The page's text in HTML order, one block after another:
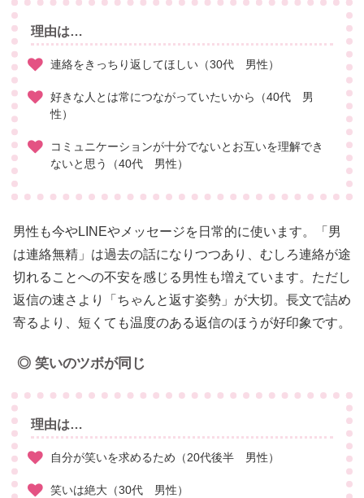
理由は…
連絡をきっちり返してほしい（30代 男性）
好きな人とは常につながっていたいから（40代 男
性）
コミュニケーションが十分でないとお互いを理解でき
ないと思う（40代 男性）
男性も今やLINEやメッセージを日常的に使います。「男
は連絡無精」は過去の話になりつつあり、むしろ連絡が途
切れることへの不安を感じる男性も増えています。ただし
返信の速さより「ちゃんと返す姿勢」が大切。長文で詰め
寄るより、短くても温度のある返信のほうが好印象です。
◎ 笑いのツボが同じ
理由は…
自分が笑いを求めるため（20代後半 男性）
笑いは絶大（30代 男性）